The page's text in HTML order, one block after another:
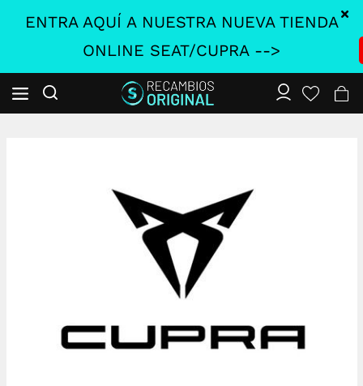
ENTRA AQUÍ A NUESTRA NUEVA TIENDA
ONLINE SEAT/CUPRA -->